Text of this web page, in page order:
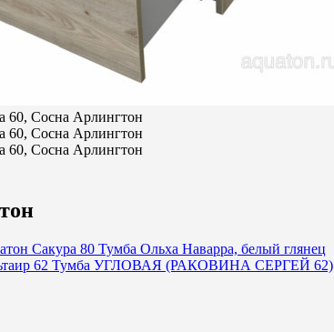
Сакура 80 Тумба Ольха Наварра, белый глянец
62 Тумба УГЛОВАЯ (РАКОВИНА СЕРГЕЙ 62)